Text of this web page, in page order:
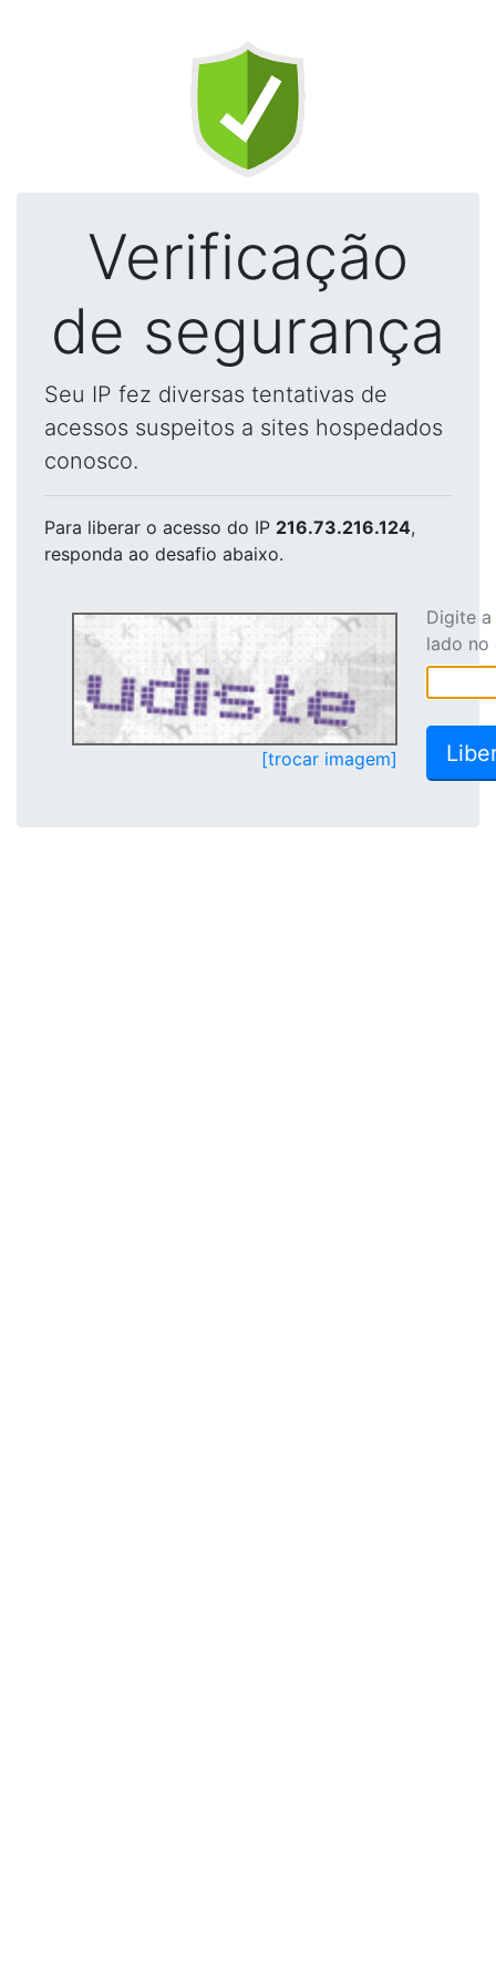
Verificação
de segurança
Seu IP fez diversas tentativas de
acessos suspeitos a sites hospedados
conosco.
Para liberar o acesso do IP 216.73.216.124,
responda ao desafio abaixo.
[trocar imagem]
Digite
lado no